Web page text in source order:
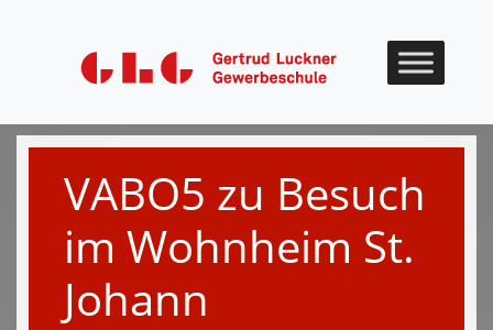
VABO5 zu Besuch
im Wohnheim St.
Johann